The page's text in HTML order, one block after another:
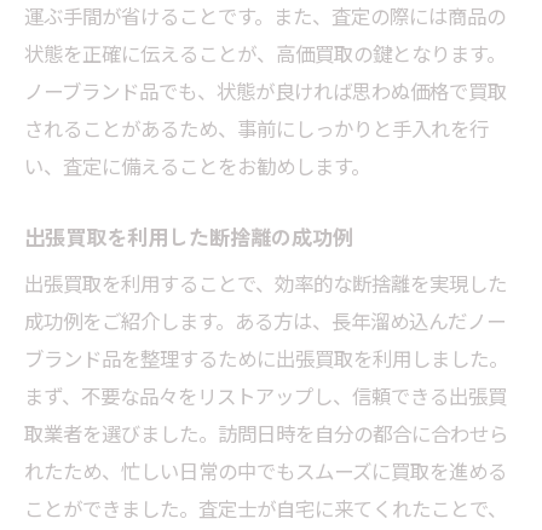
運ぶ手間が省けることです。また、査定の際には商品の
状態を正確に伝えることが、高価買取の鍵となります。
ノーブランド品でも、状態が良ければ思わぬ価格で買取
されることがあるため、事前にしっかりと手入れを行
い、査定に備えることをお勧めします。
出張買取を利用した断捨離の成功例
出張買取を利用することで、効率的な断捨離を実現した
成功例をご紹介します。ある方は、長年溜め込んだノー
ブランド品を整理するために出張買取を利用しました。
まず、不要な品々をリストアップし、信頼できる出張買
取業者を選びました。訪問日時を自分の都合に合わせら
れたため、忙しい日常の中でもスムーズに買取を進める
ことができました。査定士が自宅に来てくれたことで、